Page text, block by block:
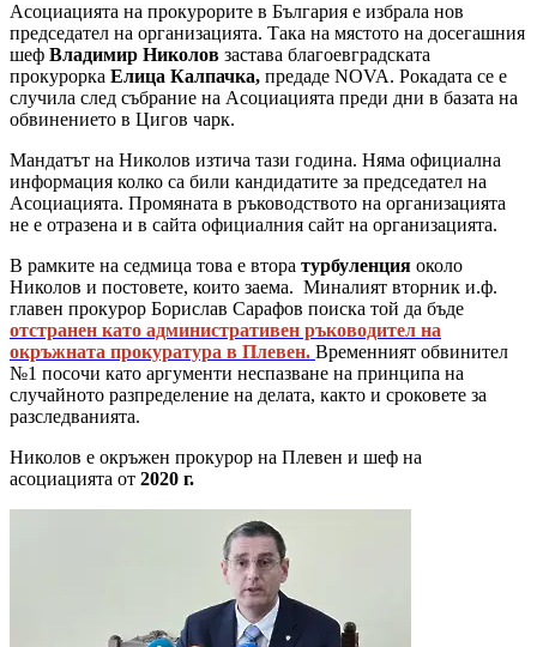
Асоциацията на прокурорите в България е избрала нов
председател на организацията. Така на мястото на досегашния
шеф Владимир Николов застава благоевградската
прокурорка Елица Калпачка, предаде NOVA. Рокадата се е
случила след събрание на Асоциацията преди дни в базата на
обвинението в Цигов чарк.
Мандатът на Николов изтича тази година. Няма официална
информация колко са били кандидатите за председател на
Асоциацията. Промяната в ръководството на организацията
не е отразена и в сайта официалния сайт на организацията.
В рамките на седмица това е втора турбуленция около
Николов и постовете, които заема. Миналият вторник и.ф.
главен прокурор Борислав Сарафов поиска той да бъде
отстранен като административен ръководител на
окръжната прокуратура в Плевен. Временният обвинител
№1 посочи като аргументи неспазване на принципа на
случайното разпределение на делата, както и сроковете за
разследванията.
Николов е окръжен прокурор на Плевен и шеф на
асоциацията от 2020 г.